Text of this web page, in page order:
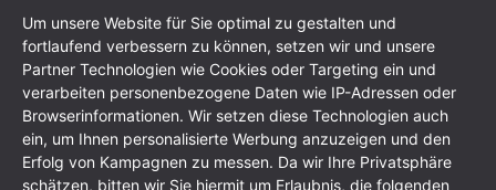
Mentions légales
Um unsere Website für Sie optimal zu gestalten und
fortlaufend verbessern zu können, setzen wir und unsere
Partner Technologien wie Cookies oder Targeting ein und
verarbeiten personenbezogene Daten wie IP-Adressen oder
Browserinformationen. Wir setzen diese Technologien auch
ein, um Ihnen personalisierte Werbung anzuzeigen und den
Erfolg von Kampagnen zu messen. Da wir Ihre Privatsphäre
schätzen, bitten wir Sie hiermit um Erlaubnis, die folgenden